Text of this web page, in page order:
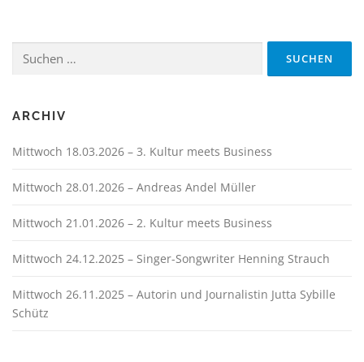
nach:
ARCHIV
Mittwoch 18.03.2026 – 3. Kultur meets Business
Mittwoch 28.01.2026 – Andreas Andel Müller
Mittwoch 21.01.2026 – 2. Kultur meets Business
Mittwoch 24.12.2025 – Singer-Songwriter Henning Strauch
Mittwoch 26.11.2025 – Autorin und Journalistin Jutta Sybille
Schütz